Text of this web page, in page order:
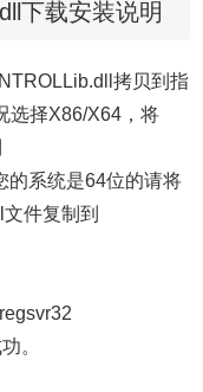
下载安装说明
拷贝到指
选择X86/X64，将
的系统是64位的请将
件复制到
。